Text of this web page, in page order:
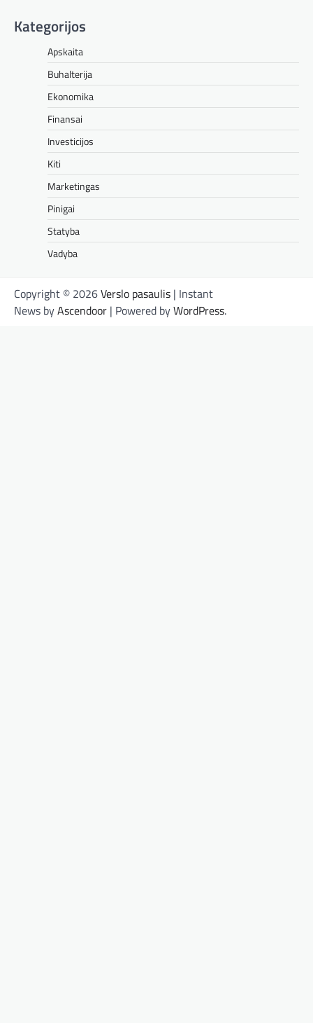
Kategorijos
Apskaita
Buhalterija
Ekonomika
Finansai
Investicijos
Kiti
Marketingas
Pinigai
Statyba
Vadyba
Copyright © 2026Verslo pasaulis | Instant
News byAscendoor | Powered byWordPress.